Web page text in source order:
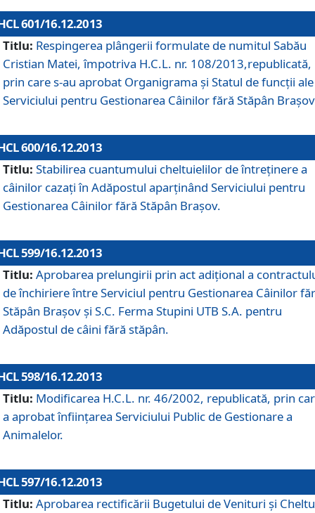
601/16.12.2013
Titlu: Respingerea plângerii formulate de numitul Sabău
Cristian Matei, împotriva H.C.L. nr. 108/2013,republicată,
prin care s-au aprobat Organigrama şi Statul de funcţii ale
Serviciului pentru Gestionarea Câinilor fără Stăpân
600/16.12.2013
Titlu: Stabilirea cuantumului cheltuielilor de întreţinere a
câinilor cazaţi în Adăpostul aparţinând Serviciului pentru
Gestionarea Câinilor fără Stăpân Braşov.
599/16.12.2013
Titlu: Aprobarea prelungirii prin act adiţional a
de închiriere între Serviciul pentru Gestionarea Câinilor
Stăpân Braşov şi S.C. Ferma Stupini UTB S.A. pentru
Adăpostul de câini fără stăpân.
598/16.12.2013
Titlu: Modificarea H.C.L. nr. 46/2002, republicată, prin
a aprobat înfiinţarea Serviciului Public de Gestionare a
Animalelor.
597/16.12.2013
Titlu: Aprobarea rectificării Bugetului de Venituri şi